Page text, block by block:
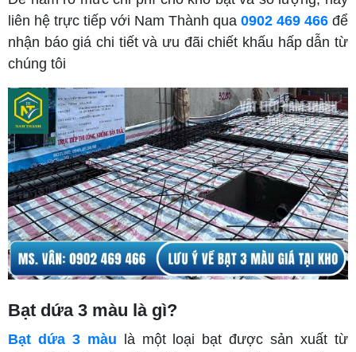
liên hệ trực tiếp với Nam Thành qua 0902 469 466 để
nhận báo giá chi tiết và ưu đãi chiết khấu hấp dẫn từ
chúng tôi
Bạt dứa 3 màu là gì?
Bạt dứa 3 màu là một loại bạt được sản xuất từ